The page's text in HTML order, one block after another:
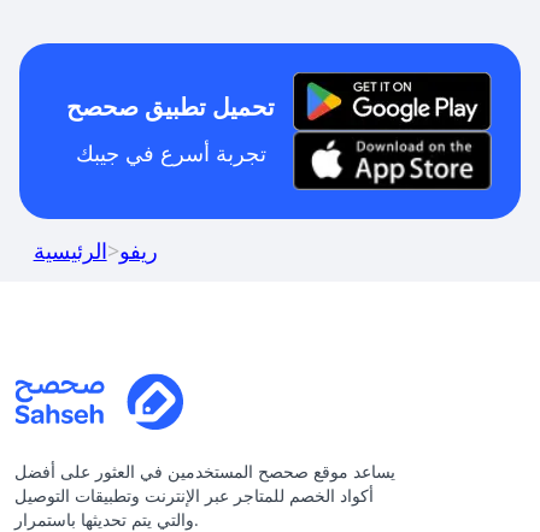
تحميل تطبيق صحصح
تجربة أسرع في جيبك
الرئيسية>ريفو
يساعد موقع صحصح المستخدمين في العثور على أفضل
أكواد الخصم للمتاجر عبر الإنترنت وتطبيقات التوصيل
والتي يتم تحديثها باستمرار.